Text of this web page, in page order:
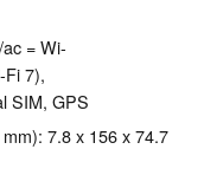
= Wi-
Fi 7),
SIM, GPS
7.8 x 156 x 74.7